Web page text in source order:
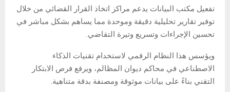
تفعيل مكتب البيانات يدعم مراكز اتخاذ القرار القضائي من خلال
توفير تقارير تحليلية دقيقة وموحدة مما يساهم بشكل مباشر في
تحسين الإجراءات وتسريع وتيرة التقاضي.
ويؤسس هذا النظام الرقمي لاستخدام تقنيات الذكاء
الاصطناعي في محاكم ديوان المظالم، ويرفع فرص الابتكار
التقني بناءً على بيانات موثوقة ومصنفة بدقة متناهية.